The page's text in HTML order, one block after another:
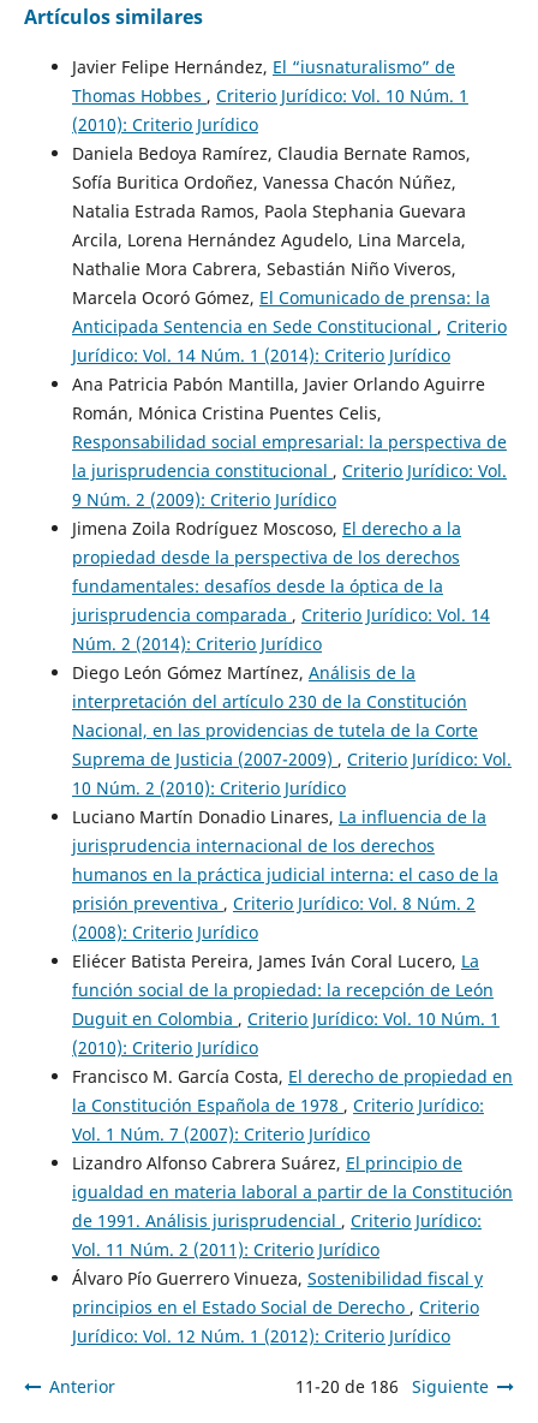
Artículos similares
Javier Felipe Hernández, El “iusnaturalismo” de
Thomas Hobbes , Criterio Jurídico: Vol. 10 Núm. 1
(2010): Criterio Jurídico
Daniela Bedoya Ramírez, Claudia Bernate Ramos,
Sofía Buritica Ordoñez, Vanessa Chacón Núñez,
Natalia Estrada Ramos, Paola Stephania Guevara
Arcila, Lorena Hernández Agudelo, Lina Marcela,
Nathalie Mora Cabrera, Sebastián Niño Viveros,
Marcela Ocoró Gómez, El Comunicado de prensa: la
Anticipada Sentencia en Sede Constitucional , Criterio
Jurídico: Vol. 14 Núm. 1 (2014): Criterio Jurídico
Ana Patricia Pabón Mantilla, Javier Orlando Aguirre
Román, Mónica Cristina Puentes Celis,
Responsabilidad social empresarial: la perspectiva de
la jurisprudencia constitucional , Criterio Jurídico: Vol.
9 Núm. 2 (2009): Criterio Jurídico
Jimena Zoila Rodríguez Moscoso, El derecho a la
propiedad desde la perspectiva de los derechos
fundamentales: desafíos desde la óptica de la
jurisprudencia comparada , Criterio Jurídico: Vol. 14
Núm. 2 (2014): Criterio Jurídico
Diego León Gómez Martínez, Análisis de la
interpretación del artículo 230 de la Constitución
Nacional, en las providencias de tutela de la Corte
Suprema de Justicia (2007-2009) , Criterio Jurídico: Vol.
10 Núm. 2 (2010): Criterio Jurídico
Luciano Martín Donadio Linares, La influencia de la
jurisprudencia internacional de los derechos
humanos en la práctica judicial interna: el caso de la
prisión preventiva , Criterio Jurídico: Vol. 8 Núm. 2
(2008): Criterio Jurídico
Eliécer Batista Pereira, James Iván Coral Lucero, La
función social de la propiedad: la recepción de León
Duguit en Colombia , Criterio Jurídico: Vol. 10 Núm. 1
(2010): Criterio Jurídico
Francisco M. García Costa, El derecho de propiedad en
la Constitución Española de 1978 , Criterio Jurídico:
Vol. 1 Núm. 7 (2007): Criterio Jurídico
Lizandro Alfonso Cabrera Suárez, El principio de
igualdad en materia laboral a partir de la Constitución
de 1991. Análisis jurisprudencial , Criterio Jurídico:
Vol. 11 Núm. 2 (2011): Criterio Jurídico
Álvaro Pío Guerrero Vinueza, Sostenibilidad fiscal y
principios en el Estado Social de Derecho , Criterio
Jurídico: Vol. 12 Núm. 1 (2012): Criterio Jurídico
Anterior 11-20 de 186 Siguiente